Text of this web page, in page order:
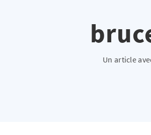
Un article